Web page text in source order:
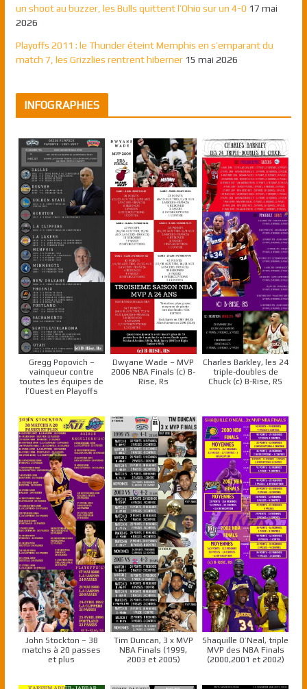
un shoot au buzzer, les Bulls quittent l’Ohio sur un 4-0 17 mai
2026
Playoffs 2011 : le Thunder éteint Memphis en s’emparant du
match 7, les Grizzlies rentrent hiberner 15 mai 2026
INFOGRAPHIES
Gregg Popovich –
vainqueur contre
toutes les équipes de
l’Ouest en Playoffs
Dwyane Wade – MVP
2006 NBA Finals (c) B-
Rise, Rs
Charles Barkley, les 24
triple-doubles de
Chuck (c) B-Rise, RS
John Stockton – 38
matchs à 20 passes
et plus
Tim Duncan, 3 x MVP
NBA Finals (1999,
2003 et 2005)
Shaquille O’Neal, triple
MVP des NBA Finals
(2000,2001 et 2002)